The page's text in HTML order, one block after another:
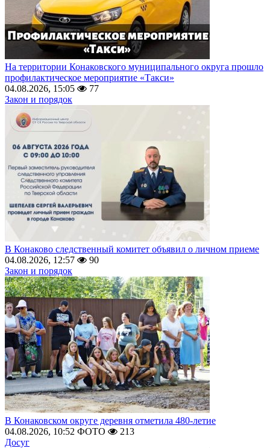
На территории Конаковского муниципального округа прошло
профилактическое мероприятие «Такси»
04.08.2026, 15:05
77
Закон и порядок
В Конаково следственный комитет объявил о личном приеме
04.08.2026, 12:57
90
Закон и порядок
В Конаковском округе деревня отметила 480-летие
04.08.2026, 10:52 ФОТО
213
Досуг